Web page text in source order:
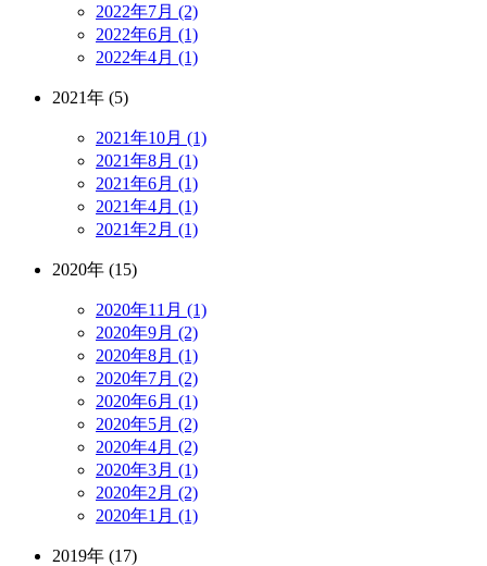
2022年7月 (2)
2022年6月 (1)
2022年4月 (1)
2021年 (5)
2021年10月 (1)
2021年8月 (1)
2021年6月 (1)
2021年4月 (1)
2021年2月 (1)
2020年 (15)
2020年11月 (1)
2020年9月 (2)
2020年8月 (1)
2020年7月 (2)
2020年6月 (1)
2020年5月 (2)
2020年4月 (2)
2020年3月 (1)
2020年2月 (2)
2020年1月 (1)
2019年 (17)